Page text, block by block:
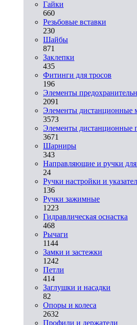
Гайки
660
Резьбовые вставки
230
Шайбы
871
Заклепки
435
Фитинги для тросов
196
Элементы
2091
Элементы дистанционные
3573
Элементы дистанционные
3671
Шарниры
343
Направляющие и ручки
24
Ручки настройки и
136
Ручки зажимные
1223
Гидравлическая оснастка
468
Рычаги
1144
Замки и застежки
1242
Петли
414
Заглушки и насадки
82
Опоры и колеса
2632
Профили и держатели